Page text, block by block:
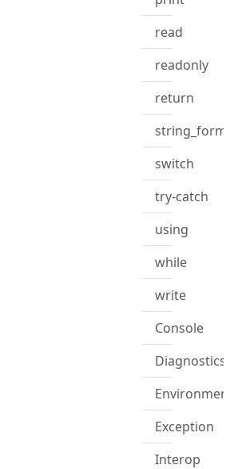
read
readonly
return
string_format
switch
try-catch
using
while
write
Console
Diagnostics
Environment
Exception
Interop